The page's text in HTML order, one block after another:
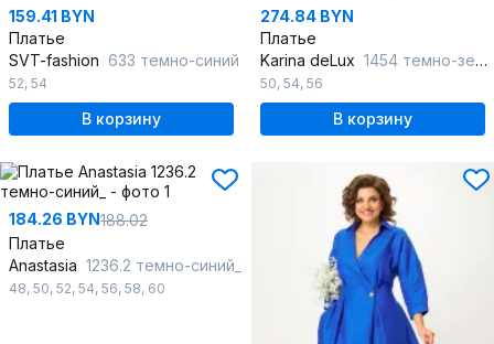
159.41 BYN
Платье
SVT-fashion 633 темно-синий
52, 54
В корзину
274.84 BYN
Платье
Karina deLux 1454 темно-зеленый
50, 54, 56
В корзину
184.26 BYN188.02
Платье
Anastasia 1236.2 темно-синий_
48, 50, 52, 54, 56, 58, 60